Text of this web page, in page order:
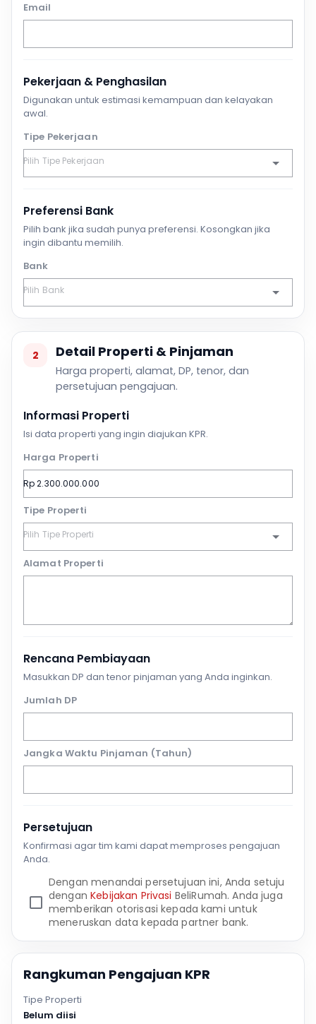
Email
Pekerjaan & Penghasilan
Digunakan untuk estimasi kemampuan dan kelayakan
awal.
Tipe Pekerjaan
Preferensi Bank
Pilih bank jika sudah punya preferensi. Kosongkan jika
ingin dibantu memilih.
Bank
2 Detail Properti & Pinjaman
Harga properti, alamat, DP, tenor, dan
persetujuan pengajuan.
Informasi Properti
Isi data properti yang ingin diajukan KPR.
Harga Properti
Tipe Properti
Alamat Properti
Rencana Pembiayaan
Masukkan DP dan tenor pinjaman yang Anda inginkan.
Jumlah DP
Jangka Waktu Pinjaman (Tahun)
Persetujuan
Konfirmasi agar tim kami dapat memproses pengajuan
Anda.
Dengan menandai persetujuan ini, Anda setuju
denganKebijakan Privasi BeliRumah. Anda juga
memberikan otorisasi kepada kami untuk
meneruskan data kepada partner bank.
Rangkuman Pengajuan KPR
Tipe Properti
Belum diisi